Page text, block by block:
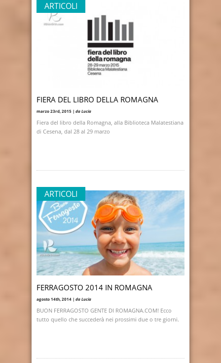
ARTICOLI
FIERA DEL LIBRO DELLA ROMAGNA
marzo 23rd, 2015 | da Lucia
Fiera del libro della Romagna, alla Biblioteca Malatestiana
di Cesena, dal 28 al 29 marzo
ARTICOLI
FERRAGOSTO 2014 IN ROMAGNA
agosto 14th, 2014 | da Lucia
BUON FERRAGOSTO GENTE DI ROMAGNA.COM! Ecco
tutto quello che succederà nei prossimi due o tre giorni.